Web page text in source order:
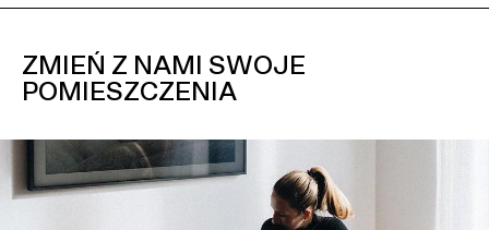
ZMIEŃ Z NAMI SWOJE
POMIESZCZENIA